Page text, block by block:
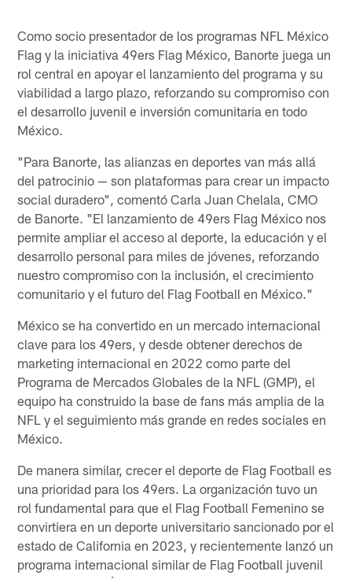
Como socio presentador de los programas NFL México
Flag y la iniciativa 49ers Flag México, Banorte juega un
rol central en apoyar el lanzamiento del programa y su
viabilidad a largo plazo, reforzando su compromiso con
el desarrollo juvenil e inversión comunitaria en todo
México.
"Para Banorte, las alianzas en deportes van más allá
del patrocinio — son plataformas para crear un impacto
social duradero", comentó Carla Juan Chelala, CMO
de Banorte. "El lanzamiento de 49ers Flag México nos
permite ampliar el acceso al deporte, la educación y el
desarrollo personal para miles de jóvenes, reforzando
nuestro compromiso con la inclusión, el crecimiento
comunitario y el futuro del Flag Football en México."
México se ha convertido en un mercado internacional
clave para los 49ers, y desde obtener derechos de
marketing internacional en 2022 como parte del
Programa de Mercados Globales de la NFL (GMP), el
equipo ha construido la base de fans más amplia de la
NFL y el seguimiento más grande en redes sociales en
México.
De manera similar, crecer el deporte de Flag Football es
una prioridad para los 49ers. La organización tuvo un
rol fundamental para que el Flag Football Femenino se
convirtiera en un deporte universitario sancionado por el
estado de California en 2023, y recientemente lanzó un
programa internacional similar de Flag Football juvenil